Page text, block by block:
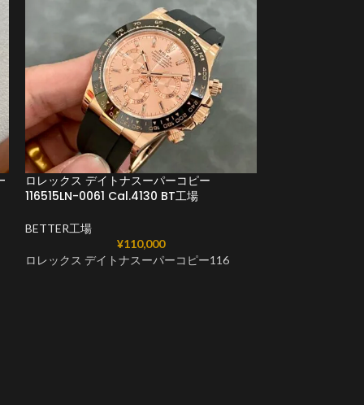
ロレックス デイトナスーパーコピー
116515LN-0061 Cal.4130 BT工場
BETTER工場
¥110,000
ロレックス デイトナスーパーコピー116